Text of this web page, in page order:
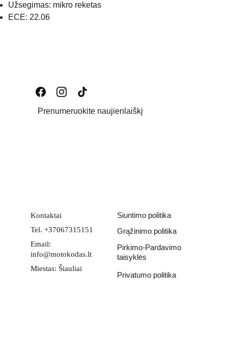
Užsegimas: mikro reketas
ECE: 22.06
Prenumeruokite naujienlaiškį
Kontaktai
Tel. +37067315151
Email:
info@motokodas.lt
Miestas: Šiauliai
Siuntimo politika
Grąžinimo politika
Pirkimo-Pardavimo
taisyklės
Privatumo politika